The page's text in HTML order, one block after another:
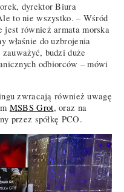
dyrektor Biura
to nie wszystko. – Wśród
jest również armata morska
właśnie do uzbrojenia
budzi duże
odbiorców – mówi
zwracają również uwagę
MSBS Grot, oraz na
przez spółkę PCO.